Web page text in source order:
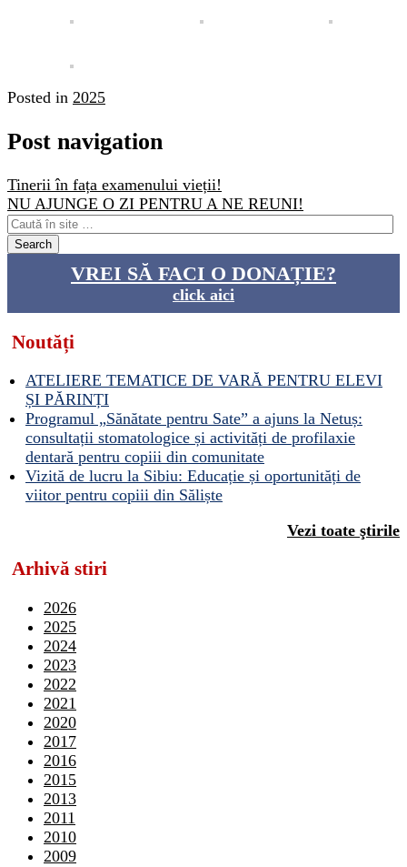
Posted in 2025
Post navigation
Tinerii în fața examenului vieții!
NU AJUNGE O ZI PENTRU A NE REUNI!
VREI SĂ FACI O DONAȚIE?
click aici
Noutăți
ATELIERE TEMATICE DE VARĂ PENTRU ELEVI
ȘI PĂRINȚI
Programul „Sănătate pentru Sate” a ajuns la Netuș:
consultații stomatologice și activități de profilaxie
dentară pentru copiii din comunitate
Vizită de lucru la Sibiu: Educație și oportunități de
viitor pentru copiii din Săliște
Vezi toate ştirile
Arhivă stiri
2026
2025
2024
2023
2022
2021
2020
2017
2016
2015
2013
2011
2010
2009